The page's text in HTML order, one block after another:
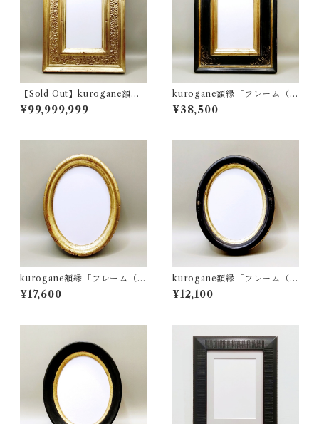
【Sold Out】kurogane額縁
「フレーム（ゴールドブラッ
ク・ポストカードサイズ）」
¥99,999,999
kurogane額縁「フレーム（ブ
ラックゴールド・ポストカー
ドサイズ）」
¥38,500
kurogane額縁「フレーム（ゴ
ールドブラック・オーバ
ル）」
¥17,600
kurogane額縁「フレーム（ブ
ラックゴールド・オーバ
ル）」
¥12,100